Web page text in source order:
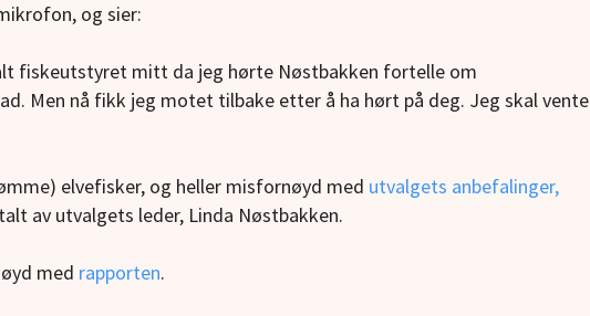
og sier:
fiskeutstyret mitt da jeg hørte Nøstbakken fortelle om
Men nå fikk jeg motet tilbake etter å ha hørt på deg. Jeg skal vente
elvefisker, og heller misfornøyd med utvalgets anbefalinger,
av utvalgets leder, Linda Nøstbakken.
med rapporten.